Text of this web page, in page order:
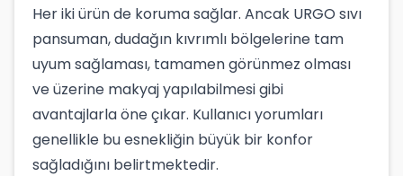
Her iki ürün de koruma sağlar. Ancak URGO sıvı
pansuman, dudağın kıvrımlı bölgelerine tam
uyum sağlaması, tamamen görünmez olması
ve üzerine makyaj yapılabilmesi gibi
avantajlarla öne çıkar. Kullanıcı yorumları
genellikle bu esnekliğin büyük bir konfor
sağladığını belirtmektedir.